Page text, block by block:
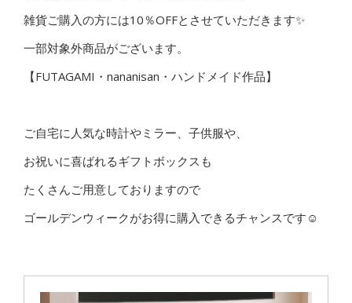
雑貨ご購入の方には10％OFFとさせていただきます✨
一部対象外商品がございます。
【FUTAGAMI・nananisan・ハンドメイド作品】
ご自宅に人気な時計やミラー、子供服や、
お祝いに喜ばれるギフトボックスも
たくさんご用意しておりますので
ゴールデンウィークがお得に購入できるチャンスです☺️